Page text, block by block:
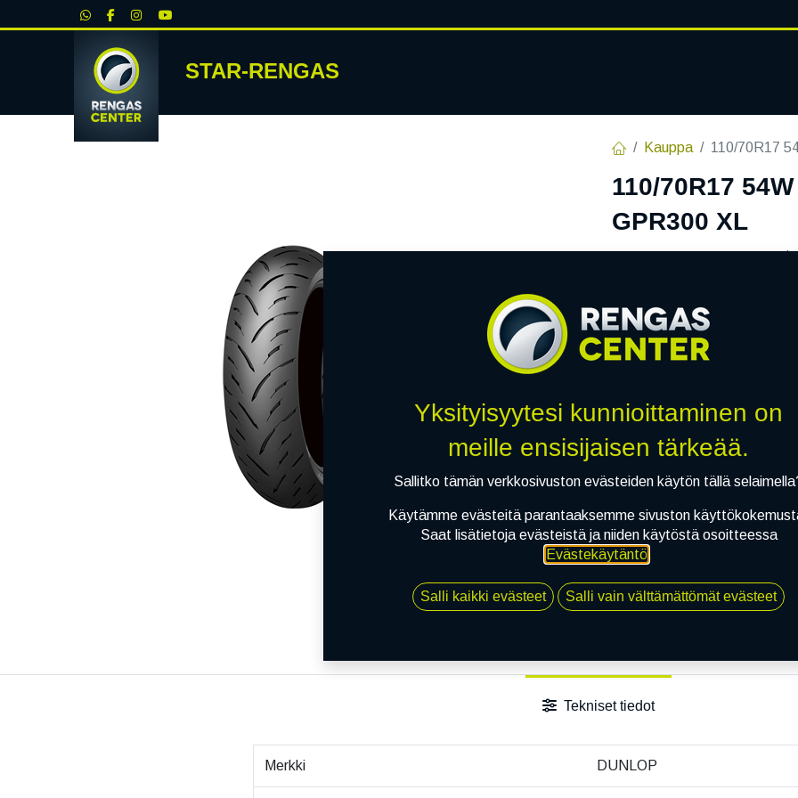
STAR-RENGAS
Kauppa 110/70R17
110/70R17
GPR300 XL
EAN:5452000591159
Jaa
Tekniset tiedot
Merkki DUNLOP
Yksityisyytesi kunnioittaminen on
meille ensisijaisen tärkeää.
Sallitko tämän verkkosivuston evästeiden käytön tällä
Käytämme evästeitä parantaaksemme sivuston
Saat lisätietoja evästeistä ja niiden käytöstä osoitteessa
Evästekäytäntö.
Salli kaikki evästeet Salli vain välttämättömät evästeet